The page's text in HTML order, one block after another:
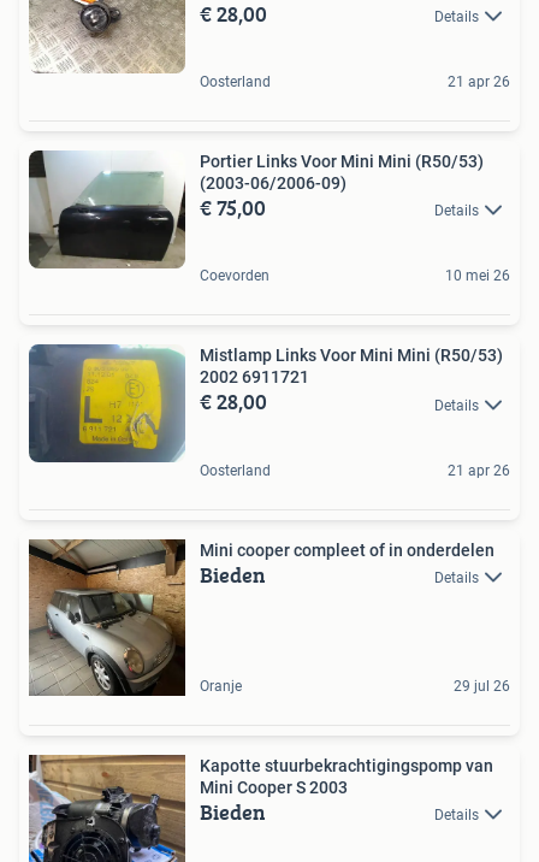
€ 28,00 Details
Oosterland 21 apr 26
Portier Links Voor Mini Mini (R50/53)
(2003-06/2006-09)
€ 75,00 Details
Coevorden 10 mei 26
Mistlamp Links Voor Mini Mini (R50/53)
2002 6911721
€ 28,00 Details
Oosterland 21 apr 26
Mini cooper compleet of in onderdelen
Bieden Details
Oranje 29 jul 26
Kapotte stuurbekrachtigingspomp van
Mini Cooper S 2003
Bieden Details